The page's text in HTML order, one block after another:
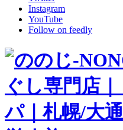
Instagram
YouTube
Follow on feedly